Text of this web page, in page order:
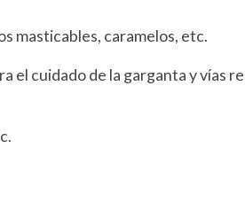
masticables, caramelos, etc.
el cuidado de la garganta y vías